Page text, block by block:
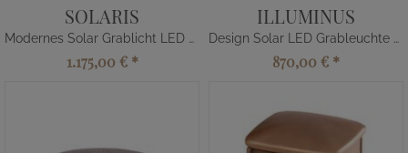
SOLARIS
Modernes Solar Grablicht LED Bronze
1.175,00 € *
ILLUMINUS
Design Solar LED Grableuchte Bronze
870,00 € *